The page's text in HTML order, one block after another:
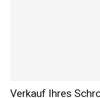
Verkauf Ihres